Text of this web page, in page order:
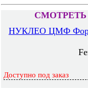
НУКЛЕО ЦМФ
Доступно под заказ